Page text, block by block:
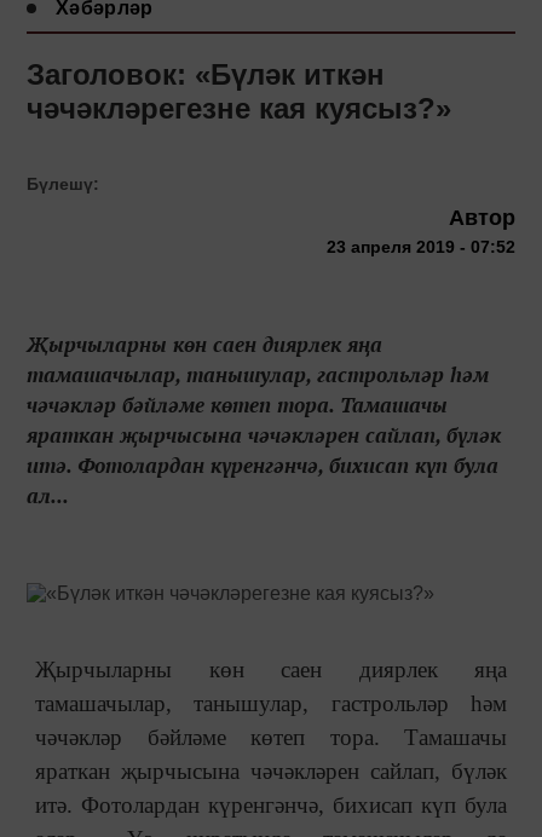
Хәбәрләр
Заголовок: «Бүләк иткән
чәчәкләрегезне кая куясыз?»
Бүлешү:
Автор
23 апреля 2019 - 07:52
Җырчыларны көн саен диярлек яңа
тамашачылар, танышулар, гастрольләр һәм
чәчәкләр бәйләме көтеп тора. Тамашачы
яраткан җырчысына чәчәкләрен сайлап, бүләк
итә. Фотолардан күренгәнчә, бихисап күп була
ал...
Җырчыларны көн саен диярлек яңа
тамашачылар, танышулар, гастрольләр һәм
чәчәкләр бәйләме көтеп тора. Тамашачы
яраткан җырчысына чәчәкләрен сайлап, бүләк
итә. Фотолардан күренгәнчә, бихисап күп була